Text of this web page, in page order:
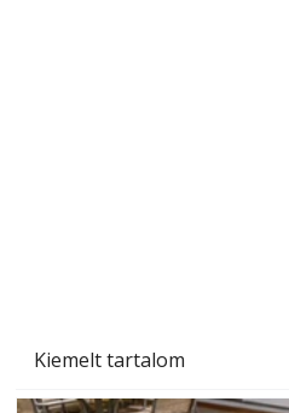
Kiemelt tartalom